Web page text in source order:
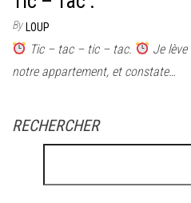
By LOUP
Tic – tac – tic – tac.
Je lève
notre appartement, et constate…
RECHERCHER